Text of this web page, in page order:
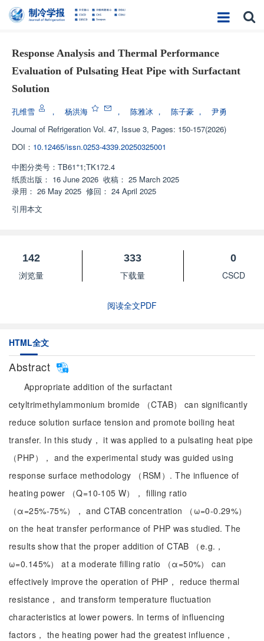
Response Analysis and Thermal Performance
Evaluation of Pulsating Heat Pipe with Surfactant
Solution
孔维雪 ， 杨洪海 ， 陈雅冰 ， 陈子豪 ，
尹勇
Journal of Refrigeration Vol. 47, Issue 3, Pages: 150-157(2026)
DOI： 10.12465/issn.0253-4339.20250325001
中图分类号： TB61+1;TK172.4
纸质出版： 16 June 2026 收稿： 25 March 2025
录用： 26 May 2025 修回： 24 April 2025
引用本文
142
浏览量
333
下载量
0
CSCD
阅读全文PDF
HTML全文
Abstract
Appropriate addition of the surfactant
cetyltrimethylammonium bromide （CTAB） can significantly
reduce solution surface tension and promote boiling heat
transfer. In this study， it was applied to a pulsating heat pipe
（PHP）， and the experimental study was guided using
response surface methodology （RSM）. The influence of
heating power （Q=10-105 W）， filling ratio
（α=25%-75%）， and CTAB concentration （ω=0-0.29%）
on the heat transfer performance of PHP was studied. The
results show that the proper addition of CTAB （e.g.，
ω=0.145%） at a moderate filling ratio （α=50%） can
effectively improve the operation of PHP， reduce thermal
resistance， and transform temperature fluctuation
characteristics at lower powers. In terms of influencing
factors， the heating power had the greatest influence，